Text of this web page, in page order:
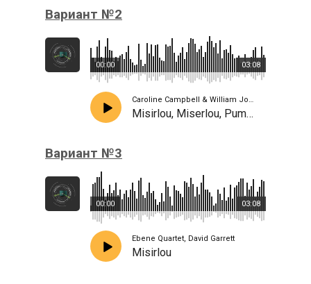
Вариант №2
03:08
00:00
Caroline Campbell & William Joseph, Ebene Quartet, Black Eyed Peas
Misirlou, Miserlou, Pump It
Вариант №3
03:08
00:00
Ebene Quartet, David Garrett
Misirlou